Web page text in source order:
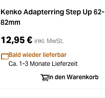
Kenko Adapterring Step Up 62-
82mm
12,95 € inkl. MwSt.
Bald wieder lieferbar
Ca. 1-3 Monate Lieferzeit
In den Warenkorb